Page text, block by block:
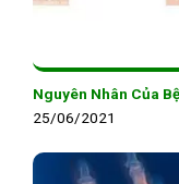
Nguyên Nhân Của
25/06/2021